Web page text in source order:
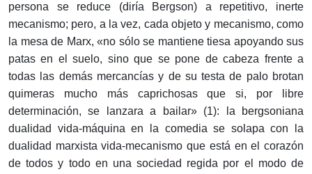
persona se reduce (diría Bergson) a repetitivo, inerte
mecanismo; pero, a la vez, cada objeto y mecanismo, como
la mesa de Marx, «no sólo se mantiene tiesa apoyando sus
patas en el suelo, sino que se pone de cabeza frente a
todas las demás mercancías y de su testa de palo brotan
quimeras mucho más caprichosas que si, por libre
determinación, se lanzara a bailar» (1): la bergsoniana
dualidad vida-máquina en la comedia se solapa con la
dualidad marxista vida-mecanismo que está en el corazón
de todos y todo en una sociedad regida por el modo de